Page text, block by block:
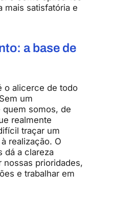
mais satisfatória e
a base de
o alicerce de todo
um
somos, de
realmente
traçar um
realização. O
dá a clareza
nossas prioridades,
e trabalhar em